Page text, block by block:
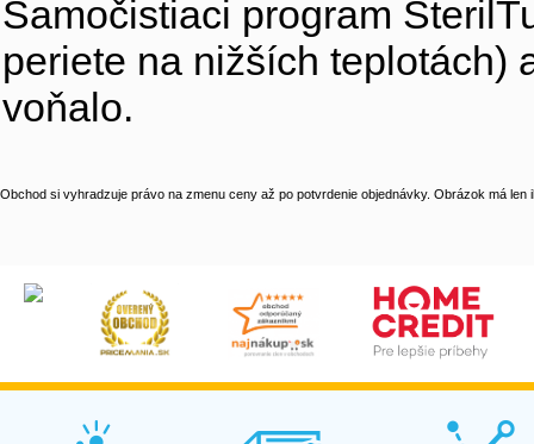
Samočistiaci program
periete na nižších teplotách)
voňalo.
Obchod si vyhradzuje právo na zmenu ceny až po potvrdenie objednávky. Obrázok má len